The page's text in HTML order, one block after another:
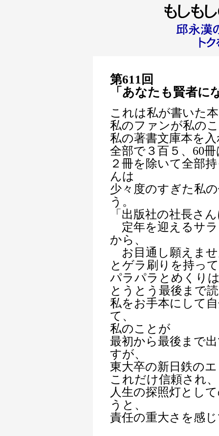
第611回
「あなたも賢者に
これは私が書いた
私のファンが私の
私の著書文庫本を
全部で３百５、60
２冊を除いて全部
んは
少々度のすぎた私
う。
「出版社の社長さ
定年を迎えるサ
から、
お目通し願えま
とゲラ刷りを持っ
パラパラとめくり
とうとう最後まで
私をお手本にして
て、
私のことが
最初から最後まで
すが、
東大卒の新日鉄の
これだけ信頼され、
人生の探照灯とし
うと、
責任の重大さを感